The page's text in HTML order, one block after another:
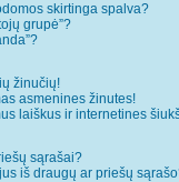
skirtinga spalva?
grupė”?
žinučių!
asmenines žinutes!
laiškus ir internetines
sąrašai?
iš draugų ar priešų